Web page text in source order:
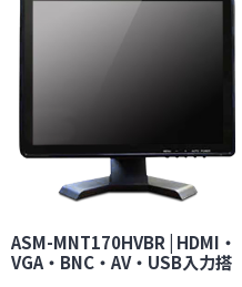
ASM-MNT170HVBR | HDMI・
VGA・BNC・AV・USB入力搭